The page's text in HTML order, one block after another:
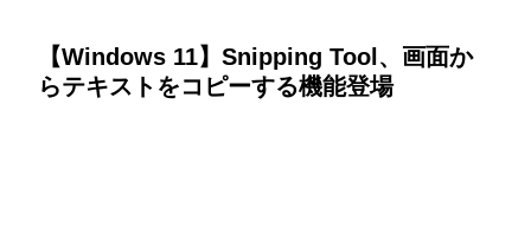
【Windows 11】Snipping Tool、画面か
らテキストをコピーする機能登場